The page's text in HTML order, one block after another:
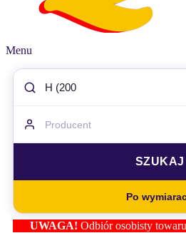
Menu
Po
UWAGA!Odbiór osobisty towaru